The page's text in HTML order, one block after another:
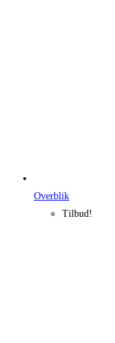
Overblik
Tilbud!